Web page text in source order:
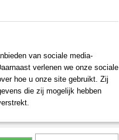
van sociale media-
verlenen we onze sociale
hoe u onze site gebruikt. Zij
die zij mogelijk hebben